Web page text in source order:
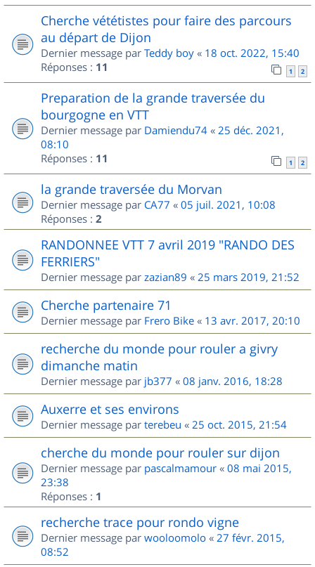
Cherche vététistes pour faire des parcours
au départ de Dijon
Dernier message par Teddy boy « 18 oct. 2022, 15:40
Réponses : 11 1 2
Preparation de la grande traversée du
bourgogne en VTT
Dernier message par Damiendu74 « 25 déc. 2021,
08:10
Réponses : 11 1 2
la grande traversée du Morvan
Dernier message par CA77 « 05 juil. 2021, 10:08
Réponses : 2
RANDONNEE VTT 7 avril 2019 "RANDO DES
FERRIERS"
Dernier message par zazian89 « 25 mars 2019, 21:52
Cherche partenaire 71
Dernier message par Frero Bike « 13 avr. 2017, 20:10
recherche du monde pour rouler a givry
dimanche matin
Dernier message par jb377 « 08 janv. 2016, 18:28
Auxerre et ses environs
Dernier message par terebeu « 25 oct. 2015, 21:54
cherche du monde pour rouler sur dijon
Dernier message par pascalmamour « 08 mai 2015,
23:38
Réponses : 1
recherche trace pour rondo vigne
Dernier message par wooloomolo « 27 févr. 2015,
08:52